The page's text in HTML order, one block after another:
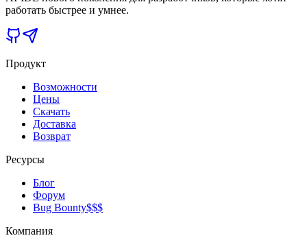
работать быстрее и умнее.
Продукт
Возможности
Цены
Скачать
Доставка
Возврат
Ресурсы
Блог
Форум
Bug Bounty$$$
Компания